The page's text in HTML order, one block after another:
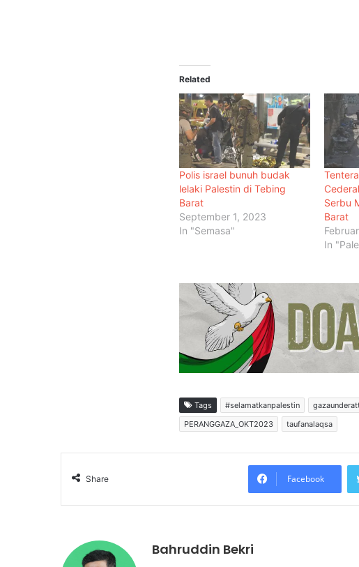
Related
Polis israel bunuh budak
lelaki Palestin di Tebing
Barat
September 1, 2023
In "Semasa"
Serbu
Barat
In
Tags #selamatkanpalestin
PERANGGAZA_OKT2023
taufanalaqsa
Share Facebook
Bahruddin Bekri